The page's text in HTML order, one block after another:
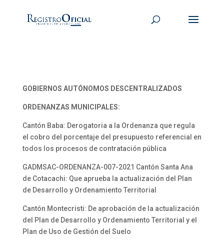
GOBIERNOS AUTÓNOMOS DESCENTRALIZADOS
ORDENANZAS MUNICIPALES:
Cantón Baba: Derogatoria a la Ordenanza que regula
el cobro del porcentaje del presupuesto referencial en
todos los procesos de contratación pública
GADMSAC-ORDENANZA-007-2021 Cantón Santa Ana
de Cotacachi: Que aprueba la actualización del Plan
de Desarrollo y Ordenamiento Territorial
Cantón Montecristi: De aprobación de la actualización
del Plan de Desarrollo y Ordenamiento Territorial y el
Plan de Uso de Gestión del Suelo